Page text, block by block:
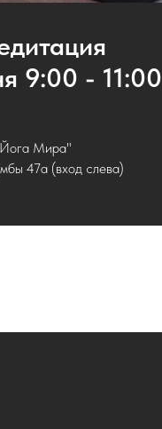
9:00 - 11:00
Мира"
47а (вход слева)